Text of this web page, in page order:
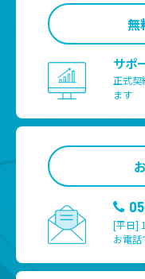
無
サポ
正式契
ます
[平日]
お電話